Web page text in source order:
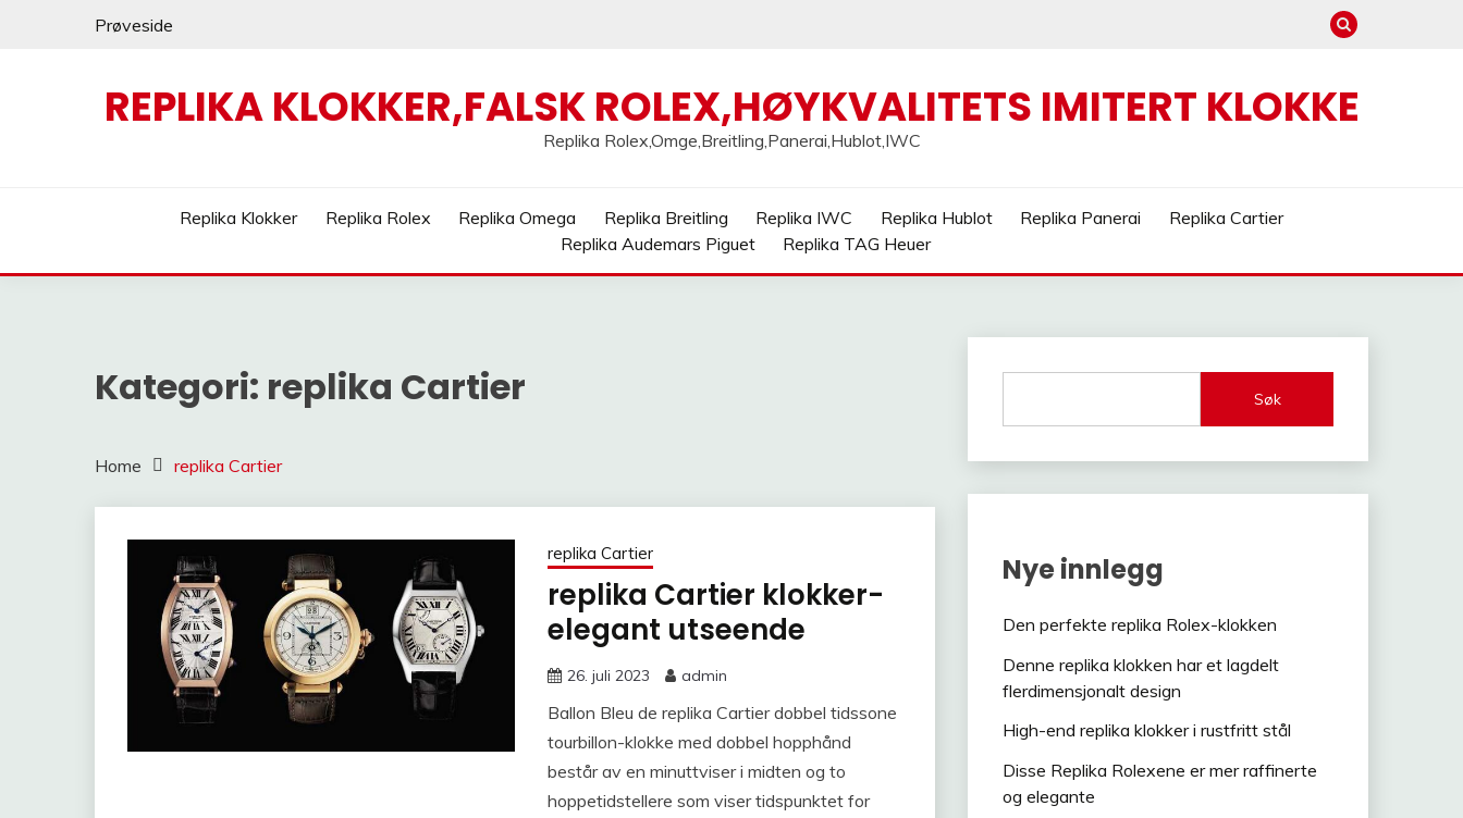
Prøveside
REPLIKA KLOKKER,FALSK ROLEX,HØYKVALITETS IMITERT KLOKKE
Replika Rolex,Omge,Breitling,Panerai,Hublot,IWC
Replika Klokker Replika Rolex Replika Omega Replika Breitling Replika IWC Replika Hublot Replika Panerai
Replika Cartier
Replika Audemars Piguet
Replika TAG Heuer
Kategori: replika Cartier
Home replika Cartier
replika Cartier
replika Cartier klokker-
elegant utseende
26. juli 2023 admin
Ballon Bleu de replika Cartier dobbel tidssone
tourbillon-klokke med dobbel hopphånd
består av en minuttviser i midten og to
hoppetidstellere som viser tidspunktet for
Søk
Nye innlegg
Den perfekte replika Rolex-klokken
Denne replika klokken har et lagdelt
flerdimensjonalt design
High-end replika klokker i rustfritt stål
Disse Replika Rolexene er mer raffinerte
og elegante